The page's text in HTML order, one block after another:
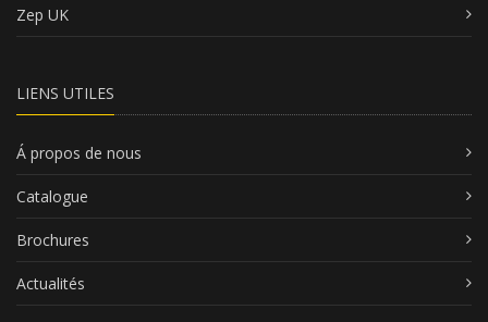
Zep UK
LIENS UTILES
Á propos de nous
Catalogue
Brochures
Actualités